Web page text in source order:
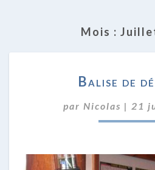
Mois :
DE
Balise de
par Nicolas | 21